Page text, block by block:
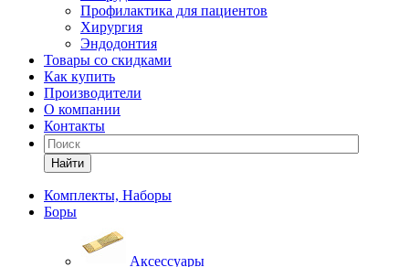
Профилактика для пациентов
Хирургия
Эндодонтия
Товары со скидками
Как купить
Производители
О компании
Контакты
Найти
Комплекты, Наборы
Боры
Аксессуары